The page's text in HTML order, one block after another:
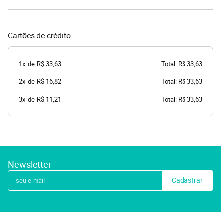
Cartões de crédito
1x de R$ 33,63
Total: R$ 33,63
2x de R$ 16,82
Total: R$ 33,63
3x de R$ 11,21 Total: R$ 33,63
Newsletter
Cadastrar